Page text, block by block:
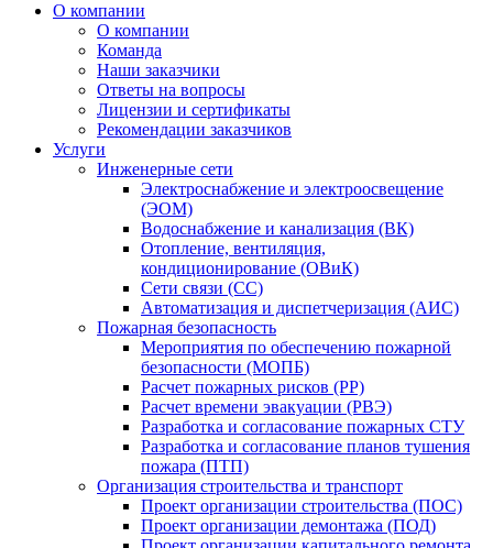
О компании
О компании
Команда
Наши заказчики
Ответы на вопросы
Лицензии и сертификаты
Рекомендации заказчиков
Услуги
Инженерные сети
Электроснабжение и электроосвещение
(ЭОМ)
Водоснабжение и канализация (ВК)
Отопление, вентиляция,
кондиционирование (ОВиК)
Сети связи (СС)
Автоматизация и диспетчеризация (АИС)
Пожарная безопасность
Мероприятия по обеспечению пожарной
безопасности (МОПБ)
Расчет пожарных рисков (РР)
Расчет времени эвакуации (РВЭ)
Разработка и согласование пожарных СТУ
Разработка и согласование планов тушения
пожара (ПТП)
Организация строительства и транспорт
Проект организации строительства (ПОС)
Проект организации демонтажа (ПОД)